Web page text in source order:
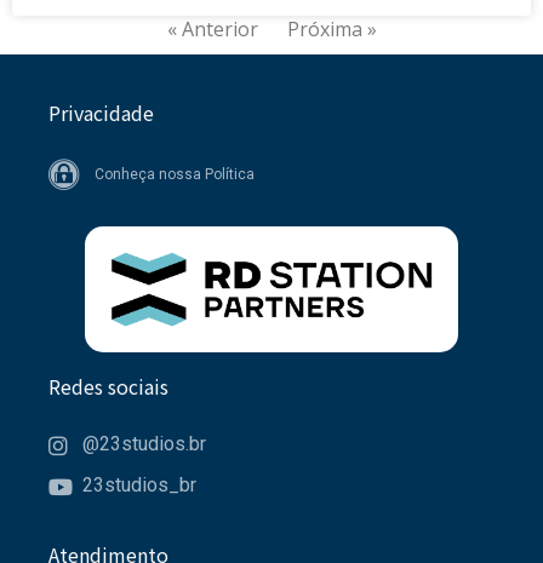
« Anterior Próxima »
Atendimento
Redes sociais
@23studios.br
23studios_br
Privacidade
Conheça nossa Política